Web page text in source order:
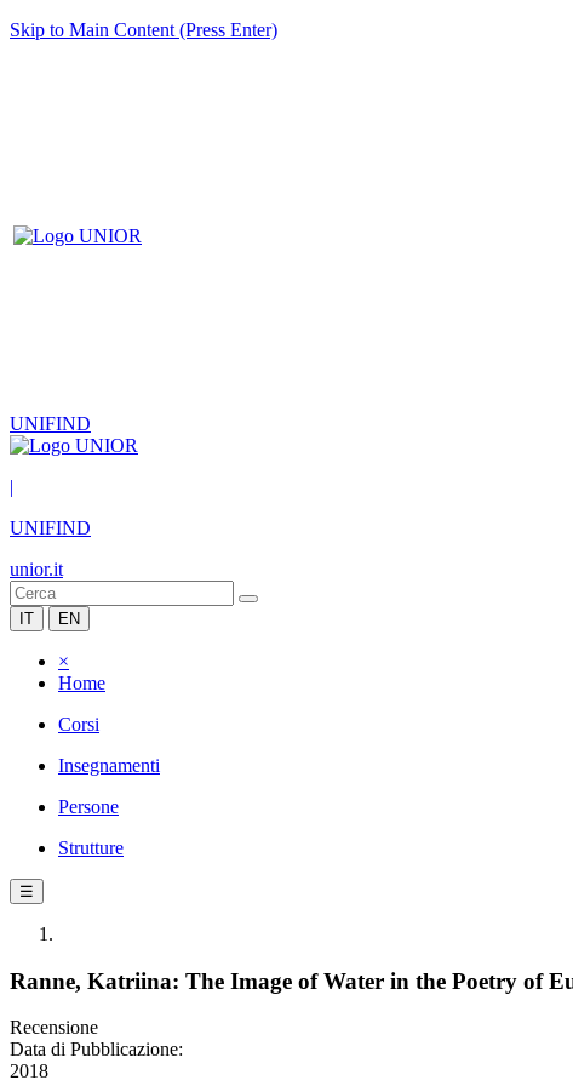
Skip to Main Content (Press Enter)
UNIFIND
|
UNIFIND
unior.it
IT EN
×
Home
Corsi
Insegnamenti
Persone
Strutture
☰
Ranne, Katriina: The Image of Water in the Poetry of
Recensione
Data di Pubblicazione:
2018